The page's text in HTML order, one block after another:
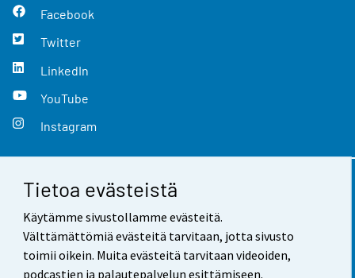
Tietoa evästeistä
Käytämme sivustollamme evästeitä.
Välttämättömiä evästeitä tarvitaan, jotta sivusto
toimii oikein. Muita evästeitä tarvitaan videoiden,
podcastien ja palautepalvelun esittämiseen.
Facebook
Twitter
LinkedIn
YouTube
Instagram
Yhteystiedot
Palaute
Käyttöehdot